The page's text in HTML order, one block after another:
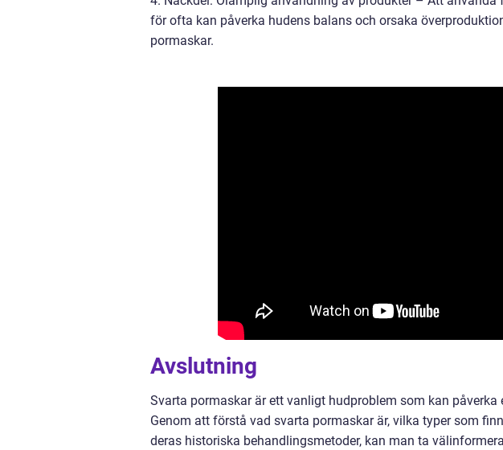
för ofta kan påverka hudens balans och orsaka
pormaskar.
Avslutning
Svarta pormaskar är ett vanligt hudproblem som kan
Genom att förstå vad svarta pormaskar är, vilka typer som
deras historiska behandlingsmetoder, kan man ta